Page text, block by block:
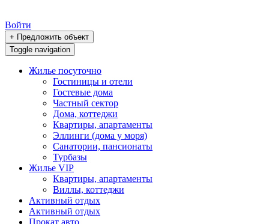
Войти
+ Предложить объект
Toggle navigation
Жилье посуточно
Гостиницы и отели
Гостевые дома
Частный сектор
Дома, коттеджи
Квартиры, апартаменты
Эллинги (дома у моря)
Санатории, пансионаты
Турбазы
Жилье VIP
Квартиры, апартаменты
Виллы, коттеджи
Активный отдых
Активный отдых
Прокат авто